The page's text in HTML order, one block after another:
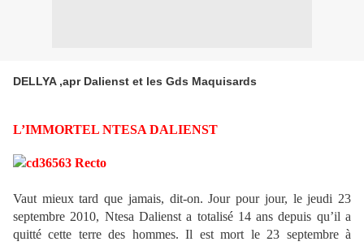
DELLYA ,apr Dalienst et les Gds Maquisards
L’IMMORTEL NTESA DALIENST
Vaut mieux tard que jamais, dit-on. Jour pour jour, le jeudi 23
septembre 2010, Ntesa Dalienst a totalisé 14 ans depuis qu’il a
quitté cette terre des hommes. Il est mort le 23 septembre à